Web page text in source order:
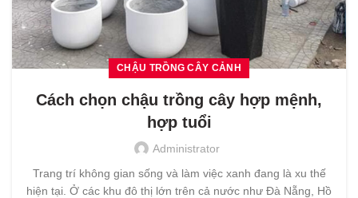
CHẬU TRỒNG CÂY CẢNH
Cách chọn chậu trồng cây hợp mệnh,
hợp tuổi
Administrator
Trang trí không gian sống và làm việc xanh đang là xu thế
hiện tại. Ở các khu đô thị lớn trên cả nước như Đà Nẵng, Hồ